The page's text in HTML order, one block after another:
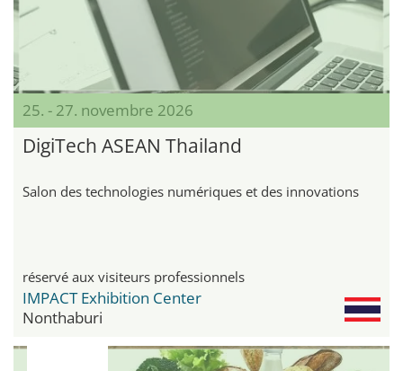
25. - 27. novembre 2026
DigiTech ASEAN Thailand
Salon des technologies numériques et des innovations
réservé aux visiteurs professionnels
IMPACT Exhibition Center
Nonthaburi